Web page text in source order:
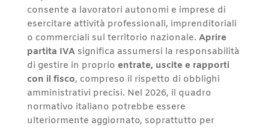
consente a lavoratori autonomi e imprese di
esercitare attività professionali, imprenditoriali
o commerciali sul territorio nazionale. Aprire
partita IVAsignifica assumersi la responsabilità
di gestire in proprio entrate, uscite e rapporti
con il fisco, compreso il rispetto di obblighi
amministrativi precisi. Nel 2026, il quadro
normativo italiano potrebbe essere
ulteriormente aggiornato, soprattutto per